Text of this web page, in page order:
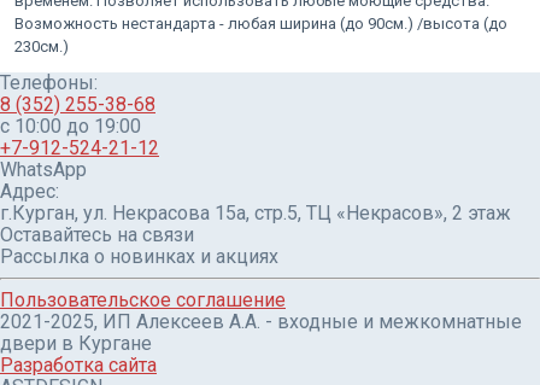
Возможность нестандарта - любая ширина (до 90см.) /высота (до
230см.)
Телефоны:
8 (352) 255-38-68
c 10:00 до 19:00
+7-912-524-21-12
WhatsApp
Адрес:
г.Курган, ул. Некрасова 15а, стр.5, ТЦ «Некрасов», 2 этаж
Оставайтесь на связи
Рассылка о новинках и акциях
Пользовательское соглашение
2021-2025, ИП Алексеев А.А. - входные и межкомнатные
двери в Кургане
Разработка сайта